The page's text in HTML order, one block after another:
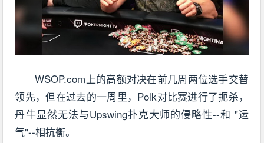
WSOP.com上的高额对决在前几周两位选手交替
领先，但在过去的一周里，Polk对比赛进行了扼杀，
丹牛显然无法与Upswing扑克大师的侵略性--和 "运
气"--相抗衡。